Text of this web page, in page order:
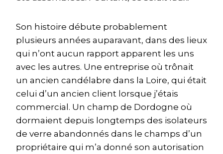
Son histoire débute probablement
plusieurs années auparavant, dans des lieux
qui n’ont aucun rapport apparent les uns
avec les autres. Une entreprise où trônait
un ancien candélabre dans la Loire, qui était
celui d’un ancien client lorsque j’étais
commercial. Un champ de Dordogne où
dormaient depuis longtemps des isolateurs
de verre abandonnés dans le champs d’un
propriétaire qui m’a donné son autorisation